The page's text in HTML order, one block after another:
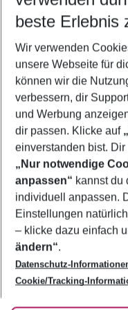
2 Erwachsene
Mehr
Footer
Footer navigation
Über uns
AGB
Bestpreisgarantie
Cookie-Einstellungen
Cookie-Richtlinie
Agenturbetreuung
Barrierefreies Reisen
Folge uns
beste Erlebnis
Wir verwenden
unsere Webseite für
können wir die
verbessern, dir
und Werbung
dir passen. Klicke auf
einverstanden bist.
„Nur notwendige
anpassen“ kannst du
individuell anpassen.
Einstellungen
– klicke dazu einfach
ändern“.
Datenschutz-
Cookie/Tracking-